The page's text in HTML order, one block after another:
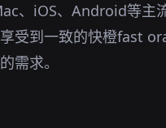
、iOS、Android等主
受到一致的快橙fast
需求。